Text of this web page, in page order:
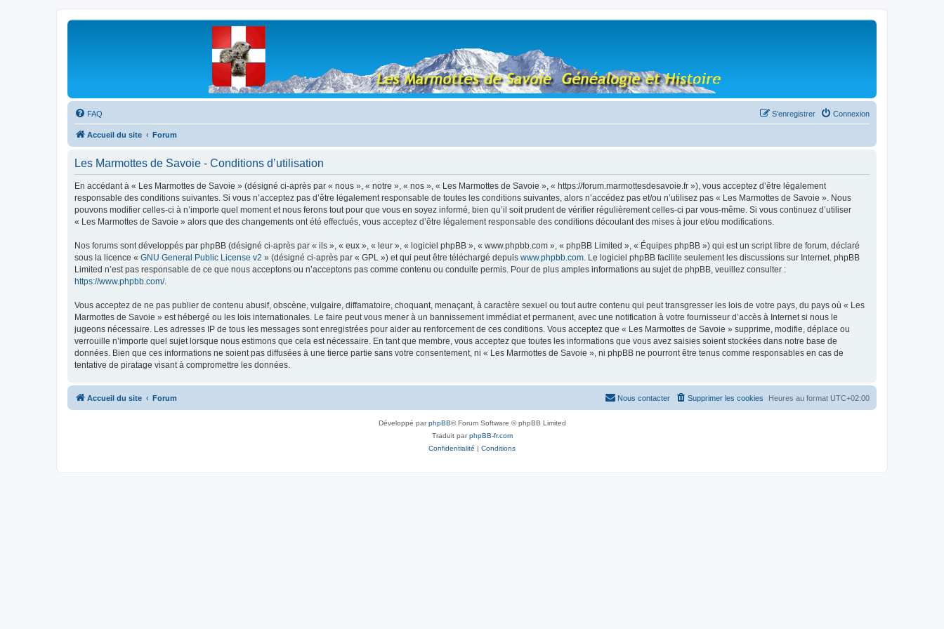
Les Marmottes de Savoie
FAQ Connexion
S’enregistrer
Accueil du site Forum
Les Marmottes de Savoie - Conditions d’utilisation
En accédant à « Les Marmottes de Savoie » (désigné ci-après par « nous », « notre », « nos », « Les Marmottes de Savoie », « https://forum.marmottesdesavoie.fr »), vous acceptez d’être légalement
responsable des conditions suivantes. Si vous n’acceptez pas d’être légalement responsable de toutes les conditions suivantes, alors n’accédez pas et/ou n’utilisez pas « Les Marmottes de Savoie ». Nous
pouvons modifier celles-ci à n’importe quel moment et nous ferons tout pour que vous en soyez informé, bien qu’il soit prudent de vérifier régulièrement celles-ci par vous-même. Si vous continuez d’utiliser
« Les Marmottes de Savoie » alors que des changements ont été effectués, vous acceptez d’être légalement responsable des conditions découlant des mises à jour et/ou modifications.
Nos forums sont développés par phpBB (désigné ci-après par « ils », « eux », « leur », « logiciel phpBB », « www.phpbb.com », « phpBB Limited », « Équipes phpBB ») qui est un script libre de forum, déclaré
sous la licence « GNU General Public License v2 » (désigné ci-après par « GPL ») et qui peut être téléchargé depuis www.phpbb.com. Le logiciel phpBB facilite seulement les discussions sur Internet. phpBB
Limited n’est pas responsable de ce que nous acceptons ou n’acceptons pas comme contenu ou conduite permis. Pour de plus amples informations au sujet de phpBB, veuillez consulter :
https://www.phpbb.com/.
Vous acceptez de ne pas publier de contenu abusif, obscène, vulgaire, diffamatoire, choquant, menaçant, à caractère sexuel ou tout autre contenu qui peut transgresser les lois de votre pays, du pays où « Les
Marmottes de Savoie » est hébergé ou les lois internationales. Le faire peut vous mener à un bannissement immédiat et permanent, avec une notification à votre fournisseur d’accès à Internet si nous le
jugeons nécessaire. Les adresses IP de tous les messages sont enregistrées pour aider au renforcement de ces conditions. Vous acceptez que « Les Marmottes de Savoie » supprime, modifie, déplace ou
verrouille n’importe quel sujet lorsque nous estimons que cela est nécessaire. En tant que membre, vous acceptez que toutes les informations que vous avez saisies soient stockées dans notre base de
données. Bien que ces informations ne soient pas diffusées à une tierce partie sans votre consentement, ni « Les Marmottes de Savoie », ni phpBB ne pourront être tenus comme responsables en cas de
tentative de piratage visant à compromettre les données.
Accueil du site Forum Heures au format UTC+02:00
Supprimer les cookies
Nous contacter
Développé parphpBB® Forum Software © phpBB Limited
Traduit parphpBB-fr.com
Confidentialité | Conditions